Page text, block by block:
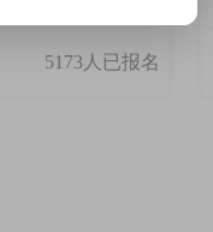
5173人已报名